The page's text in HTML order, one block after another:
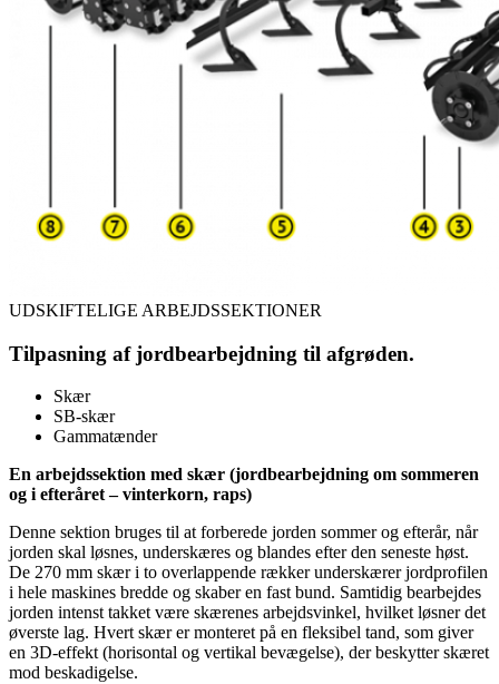
UDSKIFTELIGE ARBEJDSSEKTIONER
Tilpasning af jordbearbejdning til afgrøden.
Skær
SB-skær
Gammatænder
En arbejdssektion med skær (jordbearbejdning om sommeren
og i efteråret – vinterkorn, raps)
Denne sektion bruges til at forberede jorden sommer og efterår, når
jorden skal løsnes, underskæres og blandes efter den seneste høst.
De 270 mm skær i to overlappende rækker underskærer jordprofilen
i hele maskines bredde og skaber en fast bund. Samtidig bearbejdes
jorden intenst takket være skærenes arbejdsvinkel, hvilket løsner det
øverste lag. Hvert skær er monteret på en fleksibel tand, som giver
en 3D-effekt (horisontal og vertikal bevægelse), der beskytter skæret
mod beskadigelse.